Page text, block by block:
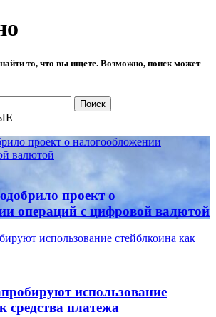
то, что вы ищете. Возможно, поиск может
проект о налогообложении
валютой
проект о
операций с цифровой валютой
использование стейблкоина как
использование
средства платежа